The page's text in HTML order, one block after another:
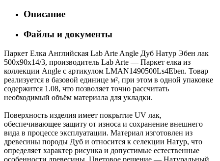
Описание
Файлы и документы
Паркет Елка Английская Lab Arte Angle Дуб Натур Эбен лак
500х90х14/3, производитель Lab Arte — Паркет елка из
коллекции Angle с артикулом LMAN1490500Ls4Eben. Товар
реализуется в базовой единице м², при этом в одной упаковке
содержится 1.08, что позволяет точно рассчитать
необходимый объём материала для укладки.
Поверхность изделия имеет покрытие UV лак,
обеспечивающее защиту от износа и сохранение внешнего
вида в процессе эксплуатации. Материал изготовлен из
древесины породы Дуб и относится к селекции Натур, что
определяет характер рисунка и допустимые естественные
особенности древесины. Цветовое решение — Натуральный,